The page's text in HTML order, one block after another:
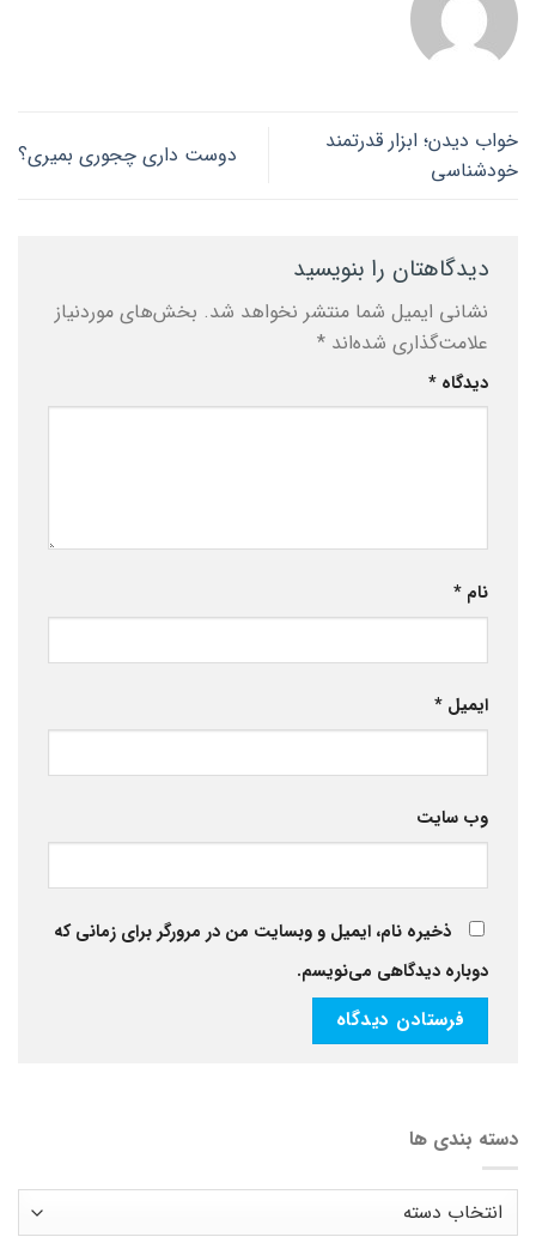
خواب دیدن؛ ابزار قدرتمند
خودشناسی
دوست داری چجوری بمیری؟
دیدگاهتان را بنویسید
نشانی ایمیل شما منتشر نخواهد شد. بخش‌های موردنیاز
علامت‌گذاری شده‌اند *
دیدگاه *
نام *
ایمیل *
وب‌ سایت
ذخیره نام، ایمیل و وبسایت من در مرورگر برای زمانی که
دوباره دیدگاهی می‌نویسم.
دسته بندی ها
دسته
بندی